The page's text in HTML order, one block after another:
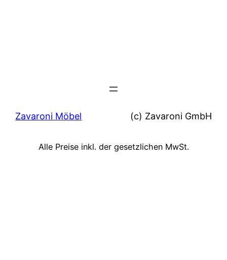
Zavaroni Möbel (c) Zavaroni GmbH
Alle Preise inkl. der gesetzlichen MwSt.